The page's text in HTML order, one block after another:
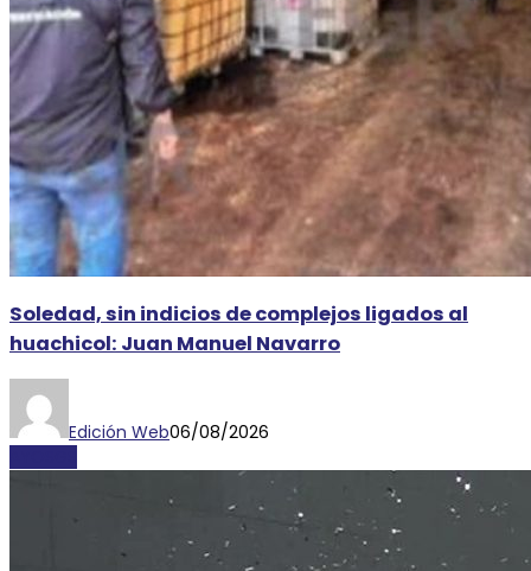
Soledad, sin indicios de complejos ligados al
huachicol: Juan Manuel Navarro
Edición Web06/08/2026